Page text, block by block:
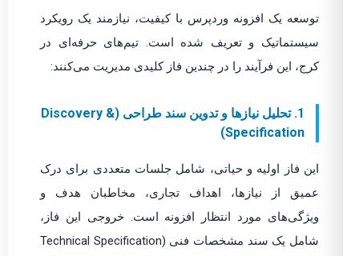
توسعه یک افزونه وردپرس با کیفیت، نیازمند یک رویکرد
سیستماتیک و تعریف شده است. تیم‌های حرفه‌ای در
کرج، این فرآیند را در چندین فاز کلیدی مدیریت می‌کنند:
1. تحلیل نیازها و تدوین سند طراحی (Discovery &
Specification)
این فاز اولیه و حیاتی، شامل جلسات متعددی برای درک
عمیق از نیازها، اهداف تجاری، مخاطبان هدف و
ویژگی‌های مورد انتظار افزونه است. خروجی این فاز،
شامل یک سند مشخصات فنی (Technical Specification